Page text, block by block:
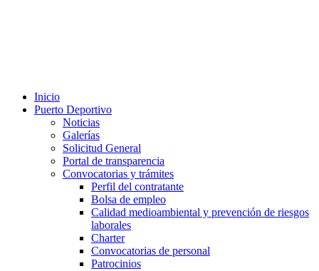
Inicio
Puerto Deportivo
Noticias
Galerías
Solicitud General
Portal de transparencia
Convocatorias y trámites
Perfil del contratante
Bolsa de empleo
Calidad medioambiental y prevención de riesgos
laborales
Charter
Convocatorias de personal
Patrocinios